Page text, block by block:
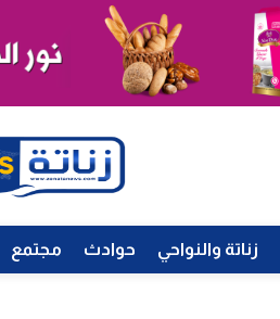
زناتة والنواحي حوادث مجتمع